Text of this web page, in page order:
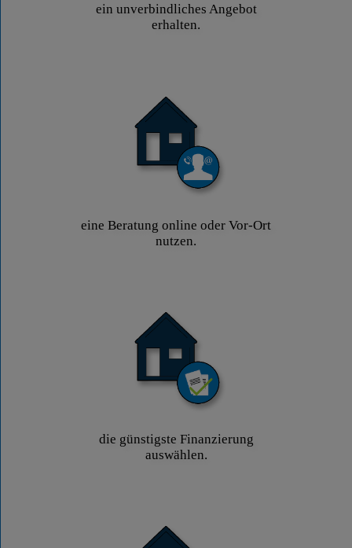
ein unverbindliches Angebot
erhalten.
eine Beratung online oder Vor-Ort
nutzen.
die günstigste Finanzierung
auswählen.